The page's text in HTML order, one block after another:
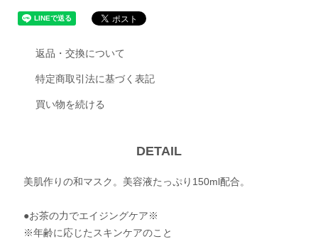
返品・交換について
特定商取引法に基づく表記
買い物を続ける
DETAIL
美肌作りの和マスク。美容液たっぷり150ml配合。
●お茶の力でエイジングケア※
※年齢に応じたスキンケアのこと